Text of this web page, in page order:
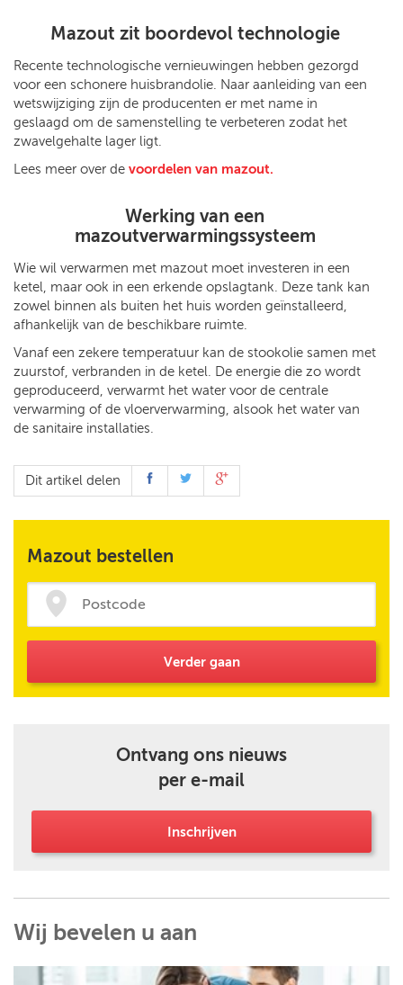
Mazout zit boordevol technologie
Recente technologische vernieuwingen hebben gezorgd
voor een schonere huisbrandolie. Naar aanleiding van een
wetswijziging zijn de producenten er met name in
geslaagd om de samenstelling te verbeteren zodat het
zwavelgehalte lager ligt.
Lees meer over de voordelen van mazout.
Werking van een
mazoutverwarmingssysteem
Wie wil verwarmen met mazout moet investeren in een
ketel, maar ook in een erkende opslagtank. Deze tank kan
zowel binnen als buiten het huis worden geïnstalleerd,
afhankelijk van de beschikbare ruimte.
Vanaf een zekere temperatuur kan de stookolie samen met
zuurstof, verbranden in de ketel. De energie die zo wordt
geproduceerd, verwarmt het water voor de centrale
verwarming of de vloerverwarming, alsook het water van
de sanitaire installaties.
Dit artikel delen
Mazout bestellen
Verder gaan
Ontvang ons nieuws
per e-mail
Inschrijven
Wij bevelen u aan